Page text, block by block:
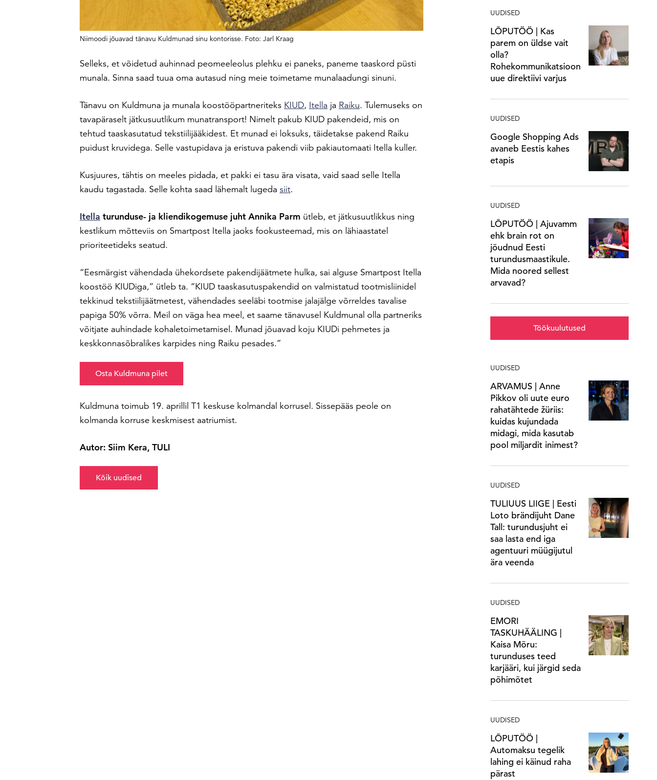
Niimoodi jõuavad tänavu Kuldmunad sinu kontorisse. Foto: Jarl Kraag
Selleks, et võidetud auhinnad peomeeleolus plehku ei paneks, paneme taaskord püsti
munala. Sinna saad tuua oma autasud ning meie toimetame munalaadungi sinuni.
Tänavu on Kuldmuna ja munala koostööpartneriteks KIUD, Itella ja Raiku. Tulemuseks on
tavapäraselt jätkusuutlikum munatransport! Nimelt pakub KIUD pakendeid, mis on
tehtud taaskasutatud tekstiilijääkidest. Et munad ei loksuks, täidetakse pakend Raiku
puidust kruvidega. Selle vastupidava ja eristuva pakendi viib pakiautomaati Itella kuller.
Kusjuures, tähtis on meeles pidada, et pakki ei tasu ära visata, vaid saad selle Itella
kaudu tagastada. Selle kohta saad lähemalt lugeda siit.
Itella turunduse- ja kliendikogemuse juht Annika Parm ütleb, et jätkusuutlikkus ning
kestlikum mõtteviis on Smartpost Itella jaoks fookusteemad, mis on lähiaastatel
prioriteetideks seatud.
“Eesmärgist vähendada ühekordsete pakendijäätmete hulka, sai alguse Smartpost Itella
koostöö KIUDiga,” ütleb ta. “KIUD taaskasutuspakendid on valmistatud tootmisliinidel
tekkinud tekstiilijäätmetest, vähendades seeläbi tootmise jalajälge võrreldes tavalise
papiga 50% võrra. Meil on väga hea meel, et saame tänavusel Kuldmunal olla partneriks
võitjate auhindade kohaletoimetamisel. Munad jõuavad koju KIUDi pehmetes ja
keskkonnasõbralikes karpides ning Raiku pesades.”
Osta Kuldmuna pilet
Kuldmuna toimub 19. aprillil T1 keskuse kolmandal korrusel. Sissepääs peole on
kolmanda korruse keskmisest aatriumist.
Autor: Siim Kera, TULI
Kõik uudised
UUDISED
LÕPUTÖÖ | Kas
parem on üldse vait
olla?
Rohekommunikatsioon
uue direktiivi varjus
UUDISED
Google Shopping Ads
avaneb Eestis kahes
etapis
UUDISED
LÕPUTÖÖ | Ajuvamm
ehk brain rot on
jõudnud Eesti
turundusmaastikule.
Mida noored sellest
arvavad?
Töökuulutused
UUDISED
ARVAMUS | Anne
Pikkov oli uute euro
rahatähtede žüriis:
kuidas kujundada
midagi, mida kasutab
pool miljardit inimest?
UUDISED
TULIUUS LIIGE | Eesti
Loto brändijuht Dane
Tall: turundusjuht ei
saa lasta end iga
agentuuri müügijutul
ära veenda
UUDISED
EMORI
TASKUHÄÄLING |
Kaisa Mõru:
turunduses teed
karjääri, kui järgid seda
põhimõtet
UUDISED
LÕPUTÖÖ |
Automaksu tegelik
lahing ei käinud raha
pärast